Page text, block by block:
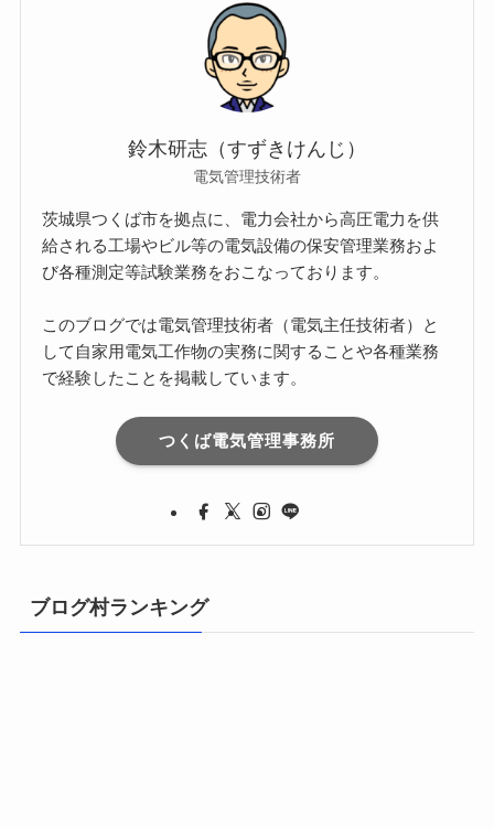
鈴木研志（すずきけんじ）
電気管理技術者
茨城県つくば市を拠点に、電力会社から高圧電力を供
給される工場やビル等の電気設備の保安管理業務およ
び各種測定等試験業務をおこなっております。
このブログでは電気管理技術者（電気主任技術者）と
して自家用電気工作物の実務に関することや各種業務
で経験したことを掲載しています。
つくば電気管理事務所
ブログ村ランキング